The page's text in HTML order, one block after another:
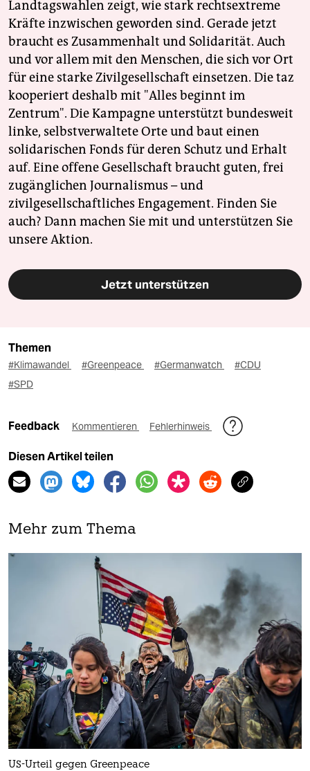
Landtagswahlen zeigt, wie stark rechtsextreme
Kräfte inzwischen geworden sind. Gerade jetzt
braucht es Zusammenhalt und Solidarität. Auch
und vor allem mit den Menschen, die sich vor Ort
für eine starke Zivilgesellschaft einsetzen. Die taz
kooperiert deshalb mit "Alles beginnt im
Zentrum". Die Kampagne unterstützt bundesweit
linke, selbstverwaltete Orte und baut einen
solidarischen Fonds für deren Schutz und Erhalt
auf. Eine offene Gesellschaft braucht guten, frei
zugänglichen Journalismus – und
zivilgesellschaftliches Engagement. Finden Sie
auch? Dann machen Sie mit und unterstützen Sie
unsere Aktion.
Jetzt unterstützen
Themen
#Klimawandel #Greenpeace #Germanwatch
#CDU
#SPD
Feedback Kommentieren Fehlerhinweis
Diesen Artikel teilen
Mehr zum Thema
US-Urteil gegen Greenpeace